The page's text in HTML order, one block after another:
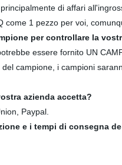
di affari
come 1 pezzo per voi,
per controllare la
essere fornito UN
campione, i campioni
azienda accetta?
Paypal.
e i tempi di consegna